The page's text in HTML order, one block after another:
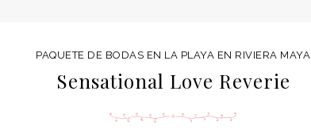
PAQUETE DE BODAS EN LA PLAYA EN RIVIERA MAYA
Sensational Love Reverie